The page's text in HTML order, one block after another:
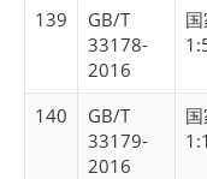
139
GB/T
33178-
2016
140
GB/T
33179-
2016